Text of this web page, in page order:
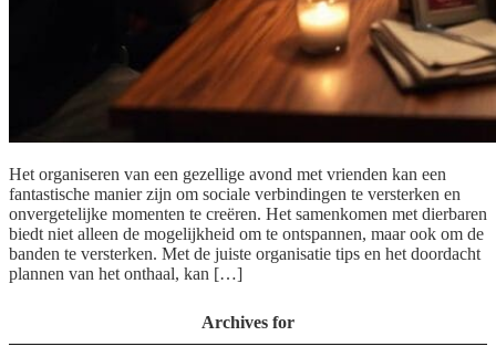
Het organiseren van een gezellige avond met vrienden kan een
fantastische manier zijn om sociale verbindingen te versterken en
onvergetelijke momenten te creëren. Het samenkomen met dierbaren
biedt niet alleen de mogelijkheid om te ontspannen, maar ook om de
banden te versterken. Met de juiste organisatie tips en het doordacht
plannen van het onthaal, kan […]
Archives for